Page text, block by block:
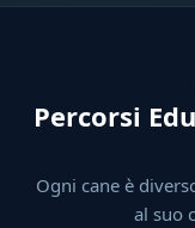
Percorsi
Ogni cane è
al suo